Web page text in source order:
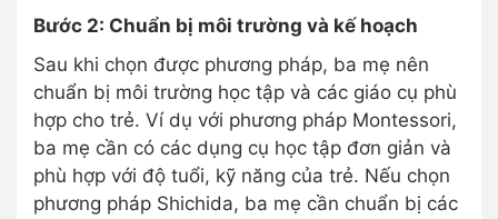
Bước 2: Chuẩn bị môi trường và kế hoạch
Sau khi chọn được phương pháp, ba mẹ nên
chuẩn bị môi trường học tập và các giáo cụ phù
hợp cho trẻ. Ví dụ với phương pháp Montessori,
ba mẹ cần có các dụng cụ học tập đơn giản và
phù hợp với độ tuổi, kỹ năng của trẻ. Nếu chọn
phương pháp Shichida, ba mẹ cần chuẩn bị các